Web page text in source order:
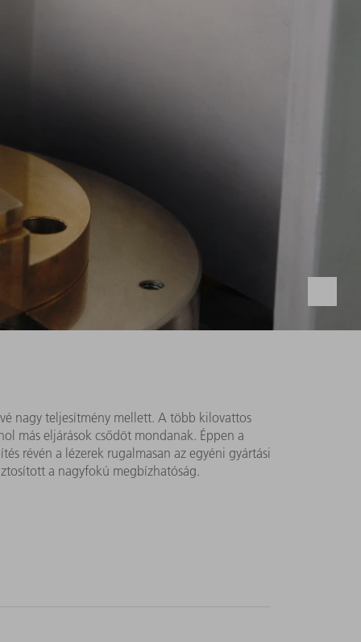
nagy teljesítmény mellett. A több kilovattos
más eljárások csődöt mondanak. Éppen a
révén a lézerek rugalmasan az egyéni gyártási
a nagyfokú megbízhatóság.